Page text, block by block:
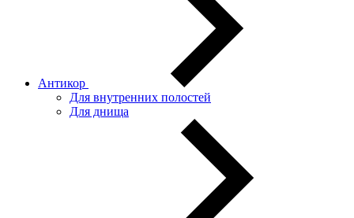
Антикор
Для внутренних полостей
Для днища